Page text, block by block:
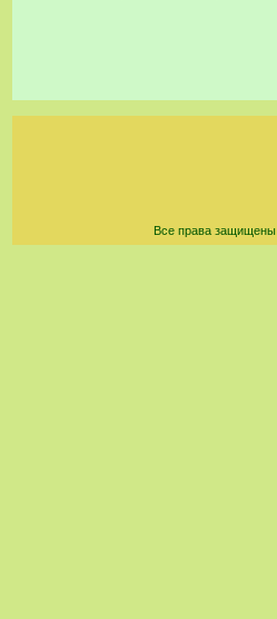
Все права